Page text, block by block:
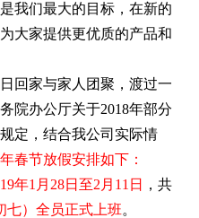
我们最大的目标，在新的
大家提供更优质的产品和
家与家人团聚，渡过一
院办公厅关于2018年部分
定，结合我公司实际情
春节放假安排如下：
年1月28日至2月11日
，共
七）全员正式上班。